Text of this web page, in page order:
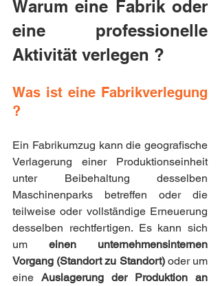
Warum eine Fabrik oder
eine professionelle
Aktivität verlegen ?
Was ist eine Fabrikverlegung
?
Ein Fabrikumzug kann die geografische
Verlagerung einer Produktionseinheit
unter Beibehaltung desselben
Maschinenparks betreffen oder die
teilweise oder vollständige Erneuerung
desselben rechtfertigen. Es kann sich
um einen unternehmensinternen
Vorgang (Standort zu Standort) oder um
eine Auslagerung der Produktion an